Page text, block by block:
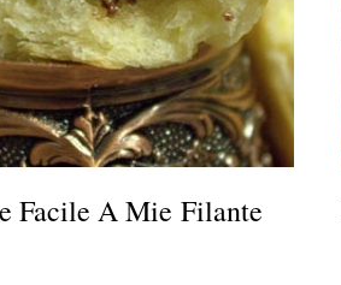
Facile A Mie Filante